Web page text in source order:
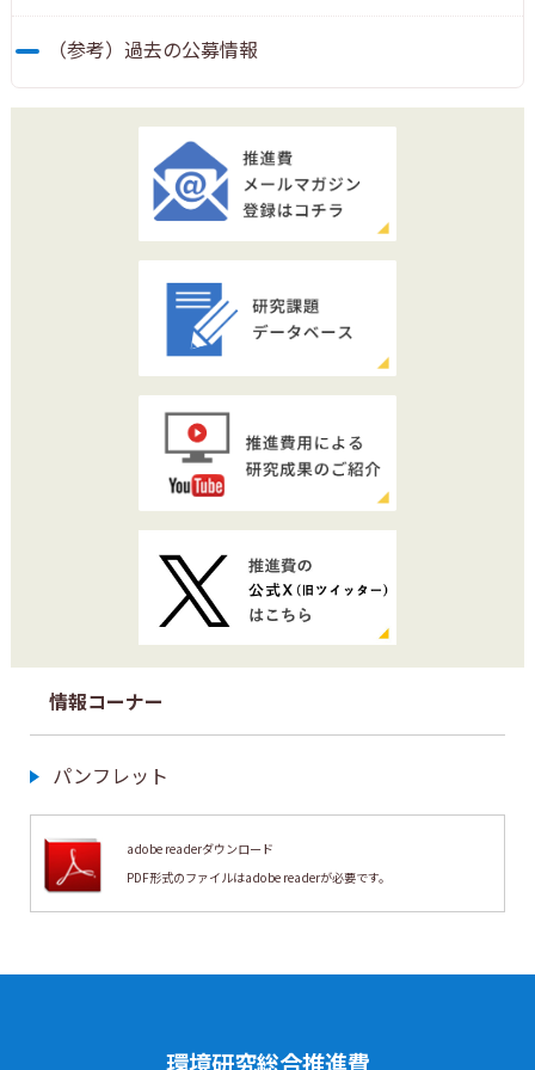
（参考）過去の公募情報
情報コーナー
パンフレット
adobe readerダウンロード
PDF形式のファイルはadobe readerが必要です。
環境研究総合推進費